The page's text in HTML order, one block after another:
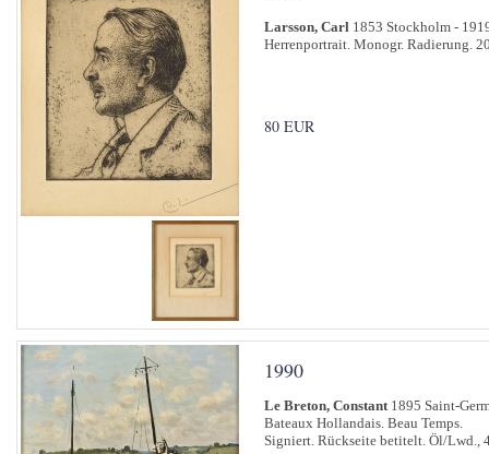
Larsson, Carl 1853 Stockholm -
Herrenportrait. Monogr. Radierung.
80 EUR
1990
Le Breton, Constant1895 Saint-
Bateaux Hollandais. Beau Temps.
Signiert. Rückseite betitelt. Öl/Lwd.,